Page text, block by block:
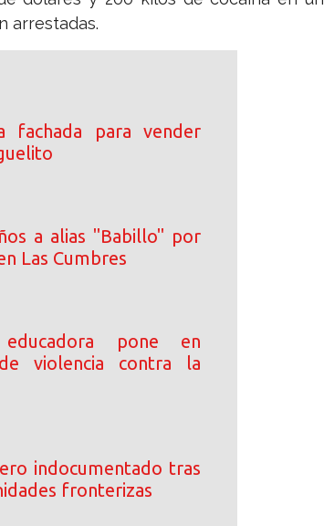
arrestadas.
fachada para vender
a alias "Babillo" por
Las Cumbres
pone en
violencia contra la
indocumentado tras
fronterizas